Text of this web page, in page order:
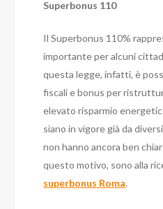
Superbonus 110
Il Superbonus 110%
importante per alcuni
questa legge, infatti, è
fiscali e bonus per
elevato risparmio
siano in vigore già da
non hanno ancora ben
questo motivo, sono alla
superbonus Roma.